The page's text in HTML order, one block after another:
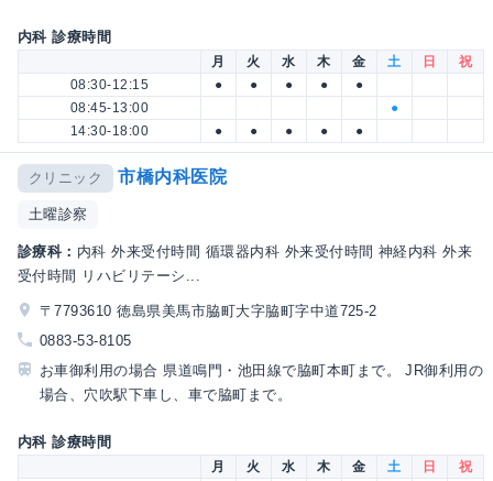
内科 診療時間
月 火 水 木 金 土 日
祝
08:30-12:15
● ● ● ●
●
08:45-13:00
●
14:30-18:00
● ● ● ● ●
クリニック 市橋内科医院
土曜診察
診療科： 内科 外来受付時間 循環器内科 外来受付時間 神経内科 外来
受付時間 リハビリテーシ...
〒7793610 徳島県美馬市脇町大字脇町字中道725-2
0883-53-8105
お車御利用の場合 県道鳴門・池田線で脇町本町まで。 JR御利用の
場合、穴吹駅下車し、車で脇町まで。
内科 診療時間
月 火 水 木 金 土 日
祝